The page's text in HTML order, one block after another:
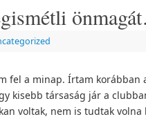
fel a minap. Írtam
kisebb társaság jár a
voltak, nem is tudtak